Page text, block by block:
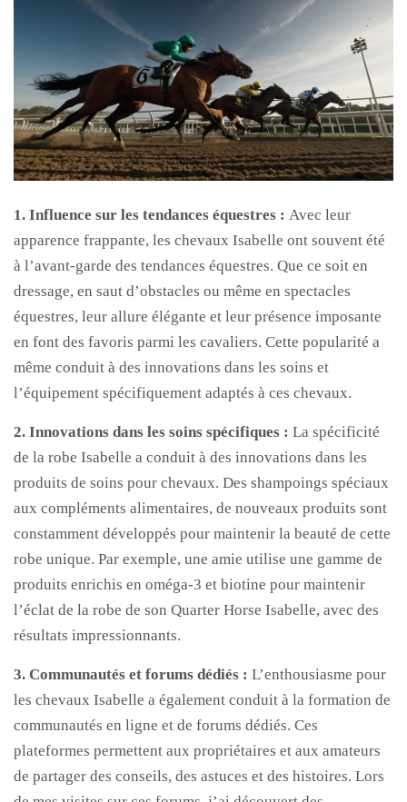
1. Influence sur les tendances équestres : Avec leur
apparence frappante, les chevaux Isabelle ont souvent été
à l’avant-garde des tendances équestres. Que ce soit en
dressage, en saut d’obstacles ou même en spectacles
équestres, leur allure élégante et leur présence imposante
en font des favoris parmi les cavaliers. Cette popularité a
même conduit à des innovations dans les soins et
l’équipement spécifiquement adaptés à ces chevaux.
2. Innovations dans les soins spécifiques : La spécificité
de la robe Isabelle a conduit à des innovations dans les
produits de soins pour chevaux. Des shampoings spéciaux
aux compléments alimentaires, de nouveaux produits sont
constamment développés pour maintenir la beauté de cette
robe unique. Par exemple, une amie utilise une gamme de
produits enrichis en oméga-3 et biotine pour maintenir
l’éclat de la robe de son Quarter Horse Isabelle, avec des
résultats impressionnants.
3. Communautés et forums dédiés : L’enthousiasme pour
les chevaux Isabelle a également conduit à la formation de
communautés en ligne et de forums dédiés. Ces
plateformes permettent aux propriétaires et aux amateurs
de partager des conseils, des astuces et des histoires. Lors